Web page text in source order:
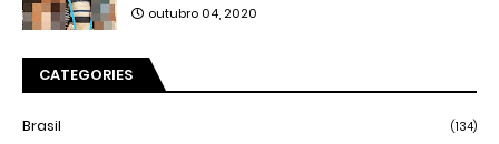
outubro 04, 2020
CATEGORIES
Brasil (134)